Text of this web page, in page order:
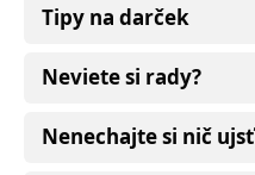
Tipy na darček
Neviete si rady?
Nenechajte si nič ujsť